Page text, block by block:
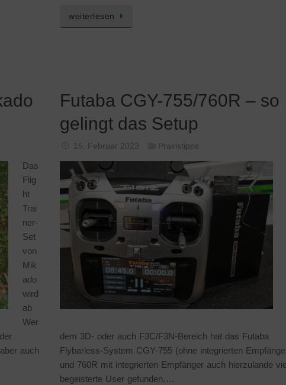
weiterlesen
Das
Flig
ht
Trai
ner-
Set
von
Mik
ado
wird
ab
Wer
auch
Futaba CGY-755/760R – so
gelingt das Setup
15. Februar 2023 Praxistipps
dem 3D- oder auch F3C/F3N-Bereich hat das Futaba
Flybarless-System CGY-755 (ohne integrierten
und 760R mit integrierten Empfänger auch hierzulande
begeisterte User gefunden….